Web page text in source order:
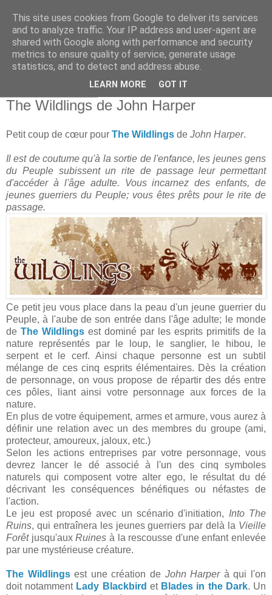
The Wildlings de John Harper
Petit coup de cœur pour The Wildlings de John Harper.
Il est de coutume qu'à la sortie de l'enfance, les jeunes gens
du Peuple subissent un rite de passage leur permettant
d'accéder à l'âge adulte. Vous incarnez des enfants, de
jeunes guerriers du Peuple; vous êtes prêts pour le rite de
passage.
Ce petit jeu vous place dans la peau d'un jeune guerrier du
Peuple, à l'aube de son entrée dans l'âge adulte; le monde
de The Wildlings est dominé par les esprits primitifs de la
nature représentés par le loup, le sanglier, le hibou, le
serpent et le cerf. Ainsi chaque personne est un subtil
mélange de ces cinq esprits élémentaires. Dès la création
de personnage, on vous propose de répartir des dés entre
ces pôles, liant ainsi votre personnage aux forces de la
nature.
En plus de votre équipement, armes et armure, vous aurez à
définir une relation avec un des membres du groupe (ami,
protecteur, amoureux, jaloux, etc.)
Selon les actions entreprises par votre personnage, vous
devrez lancer le dé associé à l'un des cinq symboles
naturels qui composent votre alter ego, le résultat du dé
décrivant les conséquences bénéfiques ou néfastes de
l'action.
Le jeu est proposé avec un scénario d'initiation, Into The
Ruins, qui entraînera les jeunes guerriers par delà la Vieille
Forêtjusqu'auxRuines à la rescousse d'une enfant enlevée
par une mystérieuse créature.
The Wildlingsest une création de John Harperà qui l'on
doit notamment Lady Blackbird et Blades in the Dark. Un
This site uses cookies from Google to deliver its services
and to analyze traffic. Your IP address and user-agent are
shared with Google along with performance and security
metrics to ensure quality of service, generate usage
statistics, and to detect and address abuse.
LEARN MORE GOT IT